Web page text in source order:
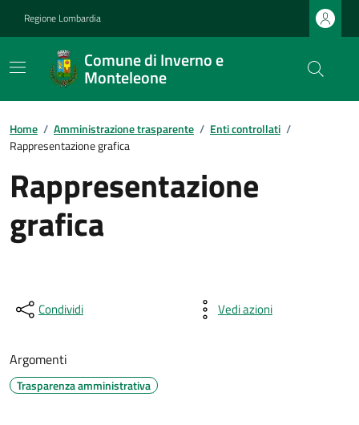
Regione Lombardia
Comune di Inverno e
Monteleone
Home / Amministrazione trasparente / Enti controllati /
Rappresentazione grafica
Rappresentazione
grafica
Condividi Vedi azioni
Argomenti
Trasparenza amministrativa